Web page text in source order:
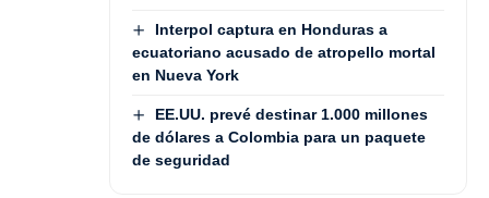
Interpol captura en Honduras a
ecuatoriano acusado de atropello mortal
en Nueva York
EE.UU. prevé destinar 1.000 millones
de dólares a Colombia para un paquete
de seguridad